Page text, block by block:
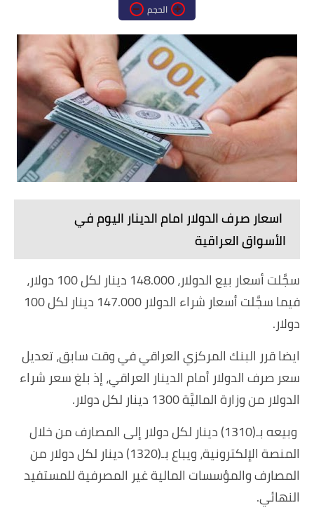
الحجم
اسعار صرف الدولار امام الدينار اليوم في
الأسواق العراقية
سجَّلت أسعار بيع الدولار، 148.000 دينار لكل 100 دولار،
فيما سجَّلت أسعار شراء الدولار 147.000 دينار لكل 100
دولار.
ايضا قرر البنك المركزي العراقي في وقت سابق، تعديل
سعر صرف الدولار أمام الدينار العراقي، إذ بلغ سعر شراء
الدولار من وزارة الماليَّة 1300 دينار لكل دولار.
وبيعه بـ(1310) دينار لكل دولار إلى المصارف من خلال
المنصة الإلكترونية، ويباع بـ(1320) دينار لكل دولار من
المصارف والمؤسسات المالية غير المصرفية للمستفيد
النهائي.